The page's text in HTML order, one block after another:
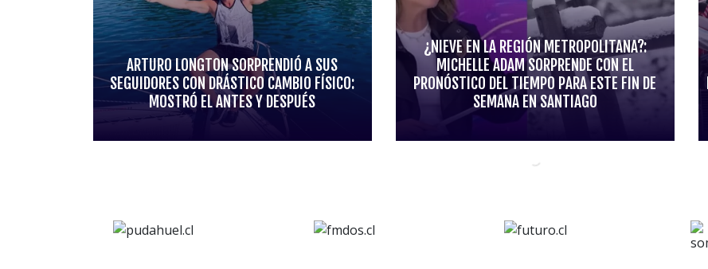
ARTURO LONGTON SORPRENDIÓ A SUS
SEGUIDORES CON DRÁSTICO CAMBIO FÍSICO:
MOSTRÓ EL ANTES Y DESPUÉS
¿NIEVE EN LA REGIÓN METROPOLITANA?:
MICHELLE ADAM SORPRENDE CON EL
PRONÓSTICO DEL TIEMPO PARA ESTE FIN DE
SEMANA EN SANTIAGO